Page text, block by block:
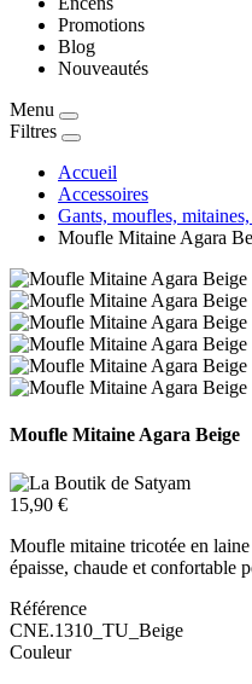
Promotions
Blog
Nouveautés
Menu
Filtres
Accueil
Accessoires
Gants, moufles,
Moufle Mitaine Agara
Moufle Mitaine Agara Beige
15,90 €
Moufle mitaine tricotée en
épaisse, chaude et confortable
Référence
CNE.1310_TU_Beige
Couleur